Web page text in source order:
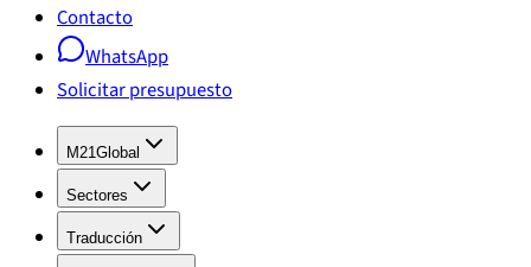
Contacto
WhatsApp
Solicitar presupuesto
M21Global
Sectores
Traducción